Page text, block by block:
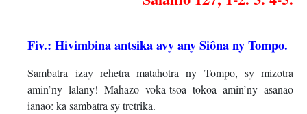
Fiv.: Hivimbina antsika avy any Siôna ny Tompo.
Sambatra izay rehetra matahotra ny Tompo, sy mizotra
amin’ny lalany! Mahazo voka-tsoa tokoa amin’ny asanao
ianao: ka sambatra sy tretrika.